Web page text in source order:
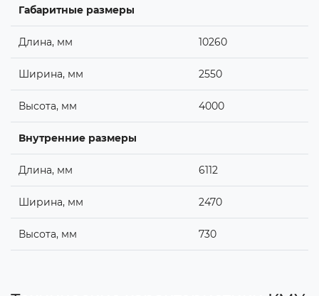
Габаритные размеры
Длина, мм 10260
Ширина, мм 2550
Высота, мм 4000
Внутренние размеры
Длина, мм 6112
Ширина, мм 2470
Высота, мм 730